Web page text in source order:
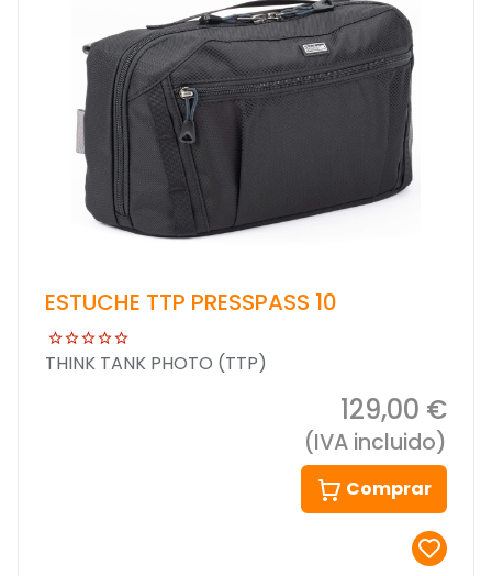
ESTUCHE TTP PRESSPASS 10
THINK TANK PHOTO (TTP)
129,00 €
(IVA incluido)
Comprar